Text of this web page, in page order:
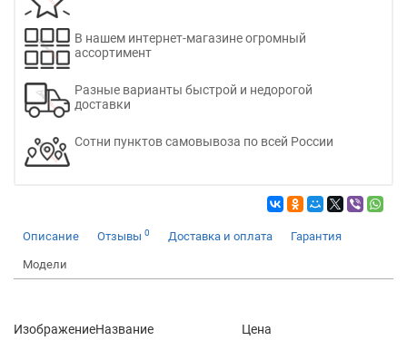
В нашем интернет-магазине огромный
ассортимент
Разные варианты быстрой и недорогой
доставки
Сотни пунктов самовывоза по всей России
Описание Отзывы 0 Доставка и оплата Гарантия
Модели
ИзображениеНазвание Цена